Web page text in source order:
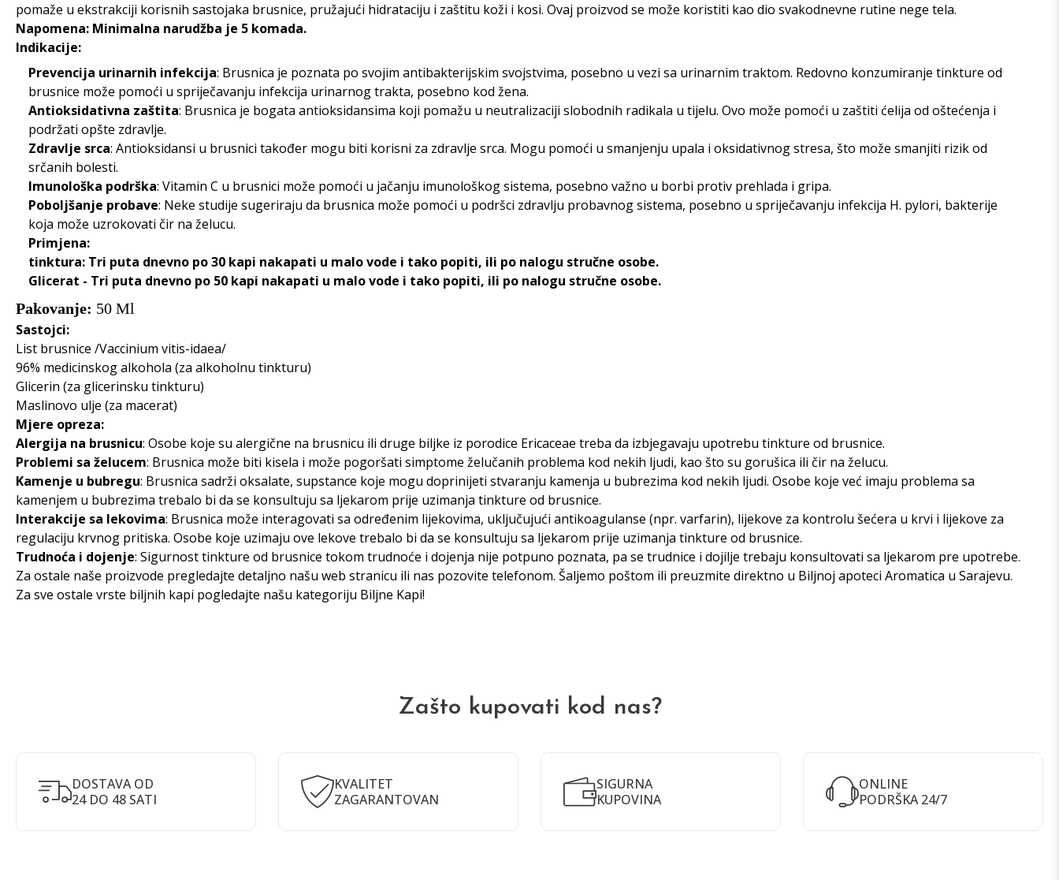
pomaže u ekstrakciji korisnih sastojaka brusnice, pružajući hidrataciju i zaštitu koži i kosi. Ovaj proizvod se može koristiti kao dio svakodnevne rutine nege tela.
Napomena: Minimalna narudžba je 5 komada.
Indikacije:
Prevencija urinarnih infekcija: Brusnica je poznata po svojim antibakterijskim svojstvima, posebno u vezi sa urinarnim traktom. Redovno konzumiranje tinkture od
brusnice može pomoći u spriječavanju infekcija urinarnog trakta, posebno kod žena.
Antioksidativna zaštita: Brusnica je bogata antioksidansima koji pomažu u neutralizaciji slobodnih radikala u tijelu. Ovo može pomoći u zaštiti ćelija od oštećenja i
podržati opšte zdravlje.
Zdravlje srca: Antioksidansi u brusnici također mogu biti korisni za zdravlje srca. Mogu pomoći u smanjenju upala i oksidativnog stresa, što može smanjiti rizik od
srčanih bolesti.
Imunološka podrška: Vitamin C u brusnici može pomoći u jačanju imunološkog sistema, posebno važno u borbi protiv prehlada i gripa.
Poboljšanje probave: Neke studije sugeriraju da brusnica može pomoći u podršci zdravlju probavnog sistema, posebno u spriječavanju infekcija H. pylori, bakterije
koja može uzrokovati čir na želucu.
Primjena:
tinktura: Tri puta dnevno po 30 kapi nakapati u malo vode i tako popiti, ili po nalogu stručne osobe.
Glicerat - Tri puta dnevno po 50 kapi nakapati u malo vode i tako popiti, ili po nalogu stručne osobe.
Pakovanje: 50 Ml
Sastojci:
List brusnice /Vaccinium vitis-idaea/
96% medicinskog alkohola (za alkoholnu tinkturu)
Glicerin (za glicerinsku tinkturu)
Maslinovo ulje (za macerat)
Mjere opreza:
Alergija na brusnicu: Osobe koje su alergične na brusnicu ili druge biljke iz porodice Ericaceae treba da izbjegavaju upotrebu tinkture od brusnice.
Problemi sa želucem: Brusnica može biti kisela i može pogoršati simptome želučanih problema kod nekih ljudi, kao što su gorušica ili čir na želucu.
Kamenje u bubregu: Brusnica sadrži oksalate, supstance koje mogu doprinijeti stvaranju kamenja u bubrezima kod nekih ljudi. Osobe koje već imaju problema sa
kamenjem u bubrezima trebalo bi da se konsultuju sa ljekarom prije uzimanja tinkture od brusnice.
Interakcije sa lekovima: Brusnica može interagovati sa određenim lijekovima, uključujući antikoagulanse (npr. varfarin), lijekove za kontrolu šećera u krvi i lijekove za
regulaciju krvnog pritiska. Osobe koje uzimaju ove lekove trebalo bi da se konsultuju sa ljekarom prije uzimanja tinkture od brusnice.
Trudnoća i dojenje: Sigurnost tinkture od brusnice tokom trudnoće i dojenja nije potpuno poznata, pa se trudnice i dojilje trebaju konsultovati sa ljekarom pre upotrebe.
Za ostale naše proizvode pregledajte detaljno našu web stranicu ili nas pozovite telefonom. Šaljemo poštom ili preuzmite direktno u Biljnoj apoteci Aromatica u Sarajevu.
Za sve ostale vrste biljnih kapi pogledajte našu kategoriju Biljne Kapi!
Zašto kupovati kod nas?
DOSTAVA OD
24 DO 48 SATI
KVALITET
ZAGARANTOVAN
SIGURNA
KUPOVINA
ONLINE
PODRŠKA 24/7